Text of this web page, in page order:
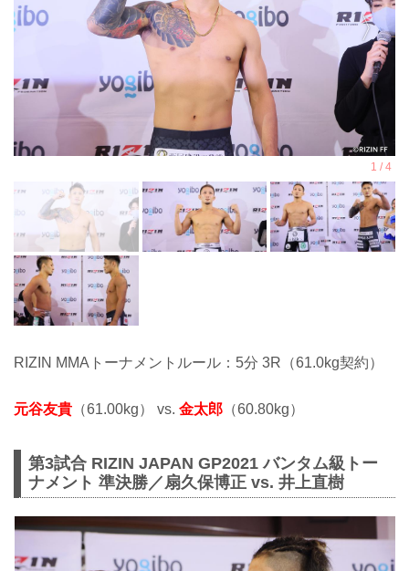
RIZIN MMAトーナメントルール：5分 3R（61.0kg契約）
元谷友貴 （61.00kg） vs. 金太郎 （60.80kg）
第3試合 RIZIN JAPAN GP2021 バンタム級トー
ナメント 準決勝／扇久保博正 vs. 井上直樹